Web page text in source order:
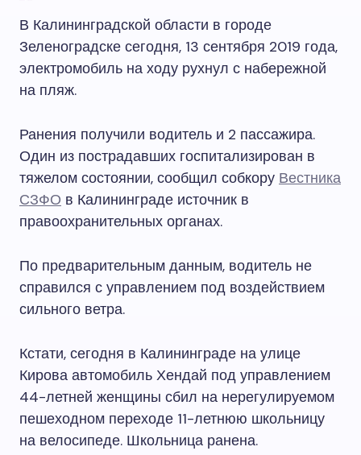
В Калининградской области в городе
Зеленоградске сегодня, 13 сентября 2019 года,
электромобиль на ходу рухнул с набережной
на пляж.
Ранения получили водитель и 2 пассажира.
Один из пострадавших госпитализирован в
тяжелом состоянии, сообщил собкору Вестника
СЗФО в Калининграде источник в
правоохранительных органах.
По предварительным данным, водитель не
справился с управлением под воздействием
сильного ветра.
Кстати, сегодня в Калининграде на улице
Кирова автомобиль Хендай под управлением
44-летней женщины сбил на нерегулируемом
пешеходном переходе 11-летнюю школьницу
на велосипеде. Школьница ранена.